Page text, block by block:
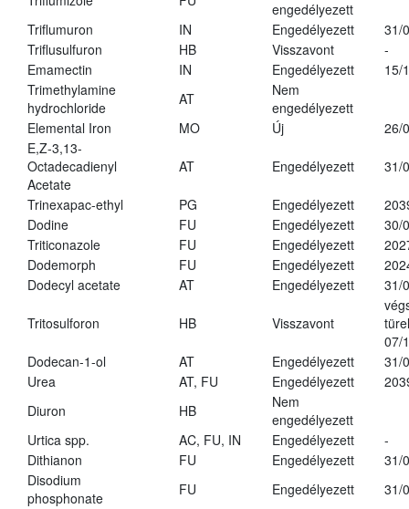
engedélyezett
Triflumuron
IN Engedélyezett
31/
Triflusulfuron
HB Visszavont
-
Emamectin
IN Engedélyezett
15/
Trimethylamine
hydrochloride
AT
Nem
engedélyezett
Elemental Iron
MO Új
26/
E,Z-3,13-
Octadecadienyl
Acetate
AT Engedélyezett 31/
Trinexapac-ethyl PG Engedélyezett
Dodine
FU Engedélyezett
30/
Triticonazole
FU Engedélyezett
Dodemorph
FU Engedélyezett
Dodecyl acetate
AT Engedélyezett 31/
Tritosulforon HB Visszavont
07/
Dodecan-1-ol
AT Engedélyezett
31/
Urea
AT, FU Engedélyezett
Diuron
HB
Nem
engedélyezett
Urtica spp.
AC, FU, IN Engedélyezett
-
Dithianon
FU Engedélyezett
31/
Disodium
phosphonate
FU Engedélyezett
31/